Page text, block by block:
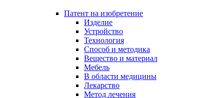
Патент на изобретение
Изделие
Устройство
Технология
Способ и методика
Вещество и материал
Мебель
В области медицины
Лекарство
Метод лечения